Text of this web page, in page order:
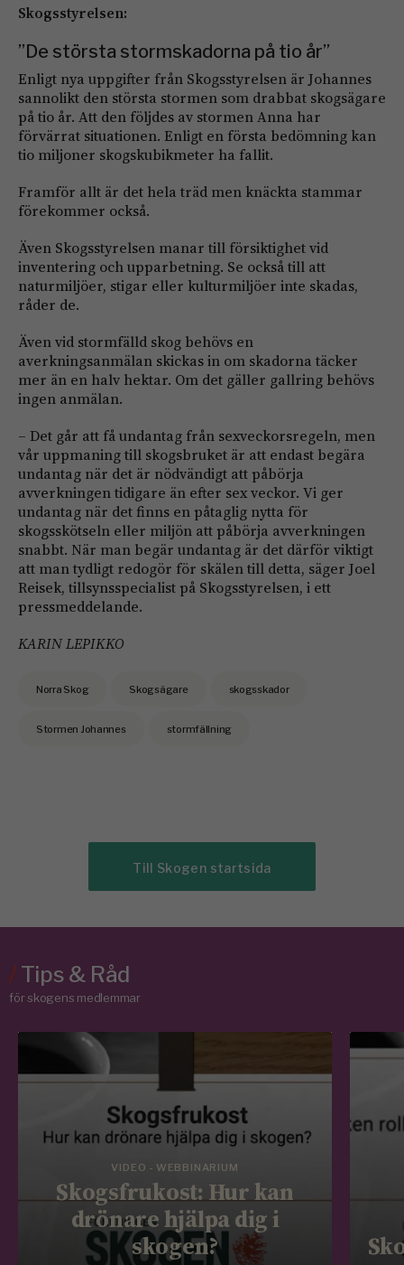
Skogsstyrelsen:
”De största stormskadorna på tio år”
Enligt nya uppgifter från Skogsstyrelsen är Johannes
sannolikt den största stormen som drabbat skogsägare
på tio år. Att den följdes av stormen Anna har
förvärrat situationen. Enligt en första bedömning kan
tio miljoner skogskubikmeter ha fallit.
Framför allt är det hela träd men knäckta stammar
förekommer också.
Även Skogsstyrelsen manar till försiktighet vid
inventering och upparbetning. Se också till att
naturmiljöer, stigar eller kulturmiljöer inte skadas,
råder de.
Även vid stormfälld skog behövs en
averkningsanmälan skickas in om skadorna täcker
mer än en halv hektar. Om det gäller gallring behövs
ingen anmälan.
– Det går att få undantag från sexveckorsregeln, men
vår uppmaning till skogsbruket är att endast begära
undantag när det är nödvändigt att påbörja
avverkningen tidigare än efter sex veckor. Vi ger
undantag när det finns en påtaglig nytta för
skogsskötseln eller miljön att påbörja avverkningen
snabbt. När man begär undantag är det därför viktigt
att man tydligt redogör för skälen till detta, säger Joel
Reisek, tillsynsspecialist på Skogsstyrelsen, i ett
pressmeddelande.
KARIN LEPIKKO
Norra Skog Skogsägare skogsskador
Stormen Johannes stormfällning
Till Skogen startsida
/Tips & Råd
för skogens medlemmar
VIDEO - WEBBINARIUM
Skogsfrukost: Hur kan
drönare hjälpa dig i
skogen?